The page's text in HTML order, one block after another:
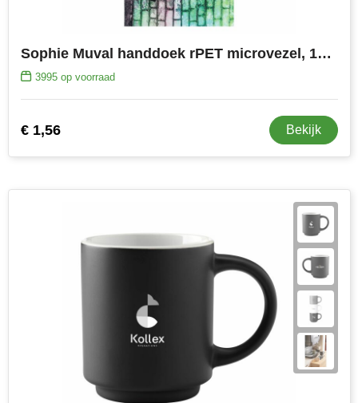
Sophie Muval handdoek rPET microvezel, 100x50cm, 250 gr/m²
3995op voorraad
€ 1,56 Bekijk